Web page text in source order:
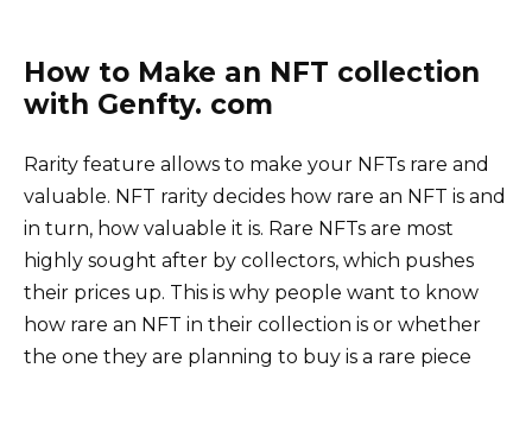
How to Make an NFT collection
with Genfty. com
Rarity feature allows to make your NFTs rare and
valuable. NFT rarity decides how rare an NFT is and
in turn, how valuable it is. Rare NFTs are most
highly sought after by collectors, which pushes
their prices up. This is why people want to know
how rare an NFT in their collection is or whether
the one they are planning to buy is a rare piece